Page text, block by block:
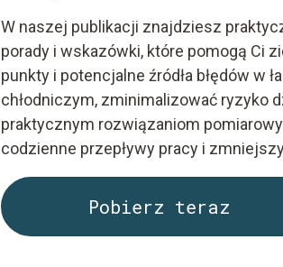
W naszej publikacji znajdziesz
porady i wskazówki, które pomogą Ci
punkty i potencjalne źródła błędów w
chłodniczym, zminimalizować ryzyko
praktycznym rozwiązaniom
codzienne przepływy pracy i
Pobierz teraz